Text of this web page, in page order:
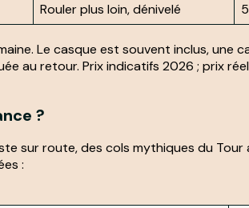
Rouler plus loin, dénivelé
Le casque est souvent inclus, une
au retour. Prix indicatifs 2026 ; prix
?
sur route, des cols mythiques du
: